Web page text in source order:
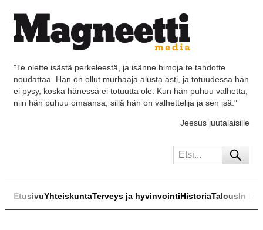
"Te olette isästä perkeleestä, ja isänne himoja te tahdotte
noudattaa. Hän on ollut murhaaja alusta asti, ja totuudessa hän
ei pysy, koska hänessä ei totuutta ole. Kun hän puhuu valhetta,
niin hän puhuu omaansa, sillä hän on valhettelija ja sen isä."
Jeesus juutalaisille
EtusivuYhteiskuntaTerveys ja hyvinvointiHistoriaTalousIn